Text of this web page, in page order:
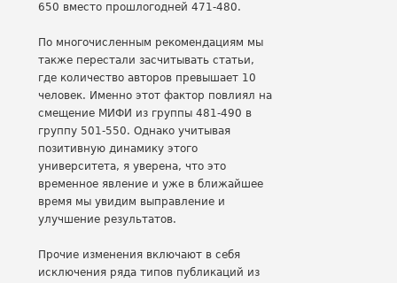
650 вместо прошлогодней 471-480.
По многочисленным рекомендациям мы
также перестали засчитывать статьи,
где количество авторов превышает 10
человек. Именно этот фактор повлиял на
смещение МИФИ из группы 481-490 в
группу 501-550. Однако учитывая
позитивную динамику этого
университета, я уверена, что это
временное явление и уже в ближайшее
время мы увидим выправление и
улучшение результатов.
Прочие изменения включают в себя
исключения ряда типов публикаций из